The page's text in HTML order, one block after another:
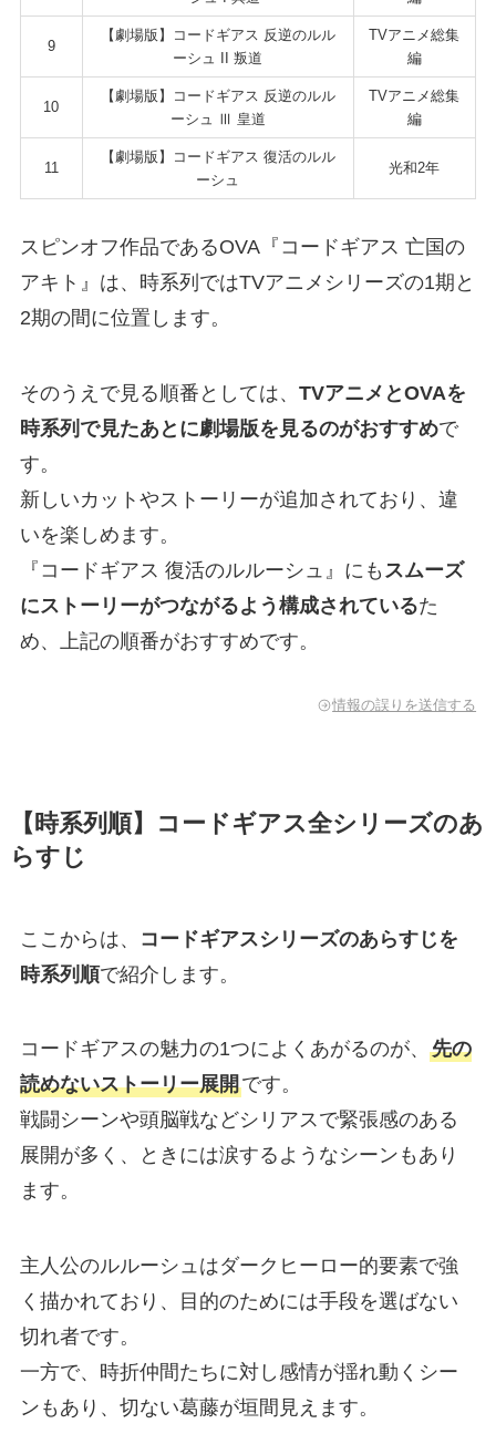
9
【劇場版】コードギアス 反逆のルル
ーシュ II 叛道
TVアニメ総集
編
10
【劇場版】コードギアス 反逆のルル
ーシュ Ⅲ 皇道
TVアニメ総集
編
11
【劇場版】コードギアス 復活のルル
ーシュ
光和2年
スピンオフ作品であるOVA『コードギアス 亡国の
アキト』は、時系列ではTVアニメシリーズの1期と
2期の間に位置します。
そのうえで見る順番としては、 TVアニメとOVAを
時系列で見たあとに劇場版を見るのがおすすめで
す。
新しいカットやストーリーが追加されており、違
いを楽しめます。
『コードギアス 復活のルルーシュ』にも スムーズ
にストーリーがつながるよう構成されているた
め、上記の順番がおすすめです。
情報の誤りを送信する
【時系列順】コードギアス全シリーズのあ
らすじ
ここからは、
コードギアスシリーズのあらすじを
時系列順で紹介します。
コードギアスの魅力の1つによくあがるのが、 先の
読めないストーリー展開です。
戦闘シーンや頭脳戦などシリアスで緊張感のある
展開が多く、ときには涙するようなシーンもあり
ます。
主人公のルルーシュはダークヒーロー的要素で強
く描かれており、目的のためには手段を選ばない
切れ者です。
一方で、時折仲間たちに対し感情が揺れ動くシー
ンもあり、切ない葛藤が垣間見えます。